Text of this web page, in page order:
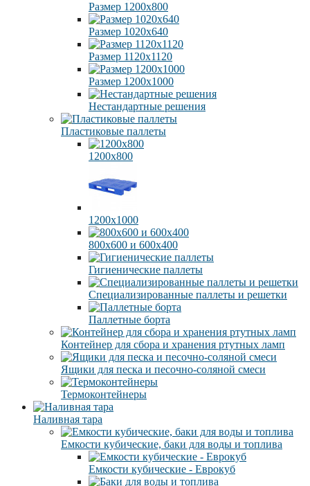
Размер 1200х800
Размер 1020х640
Размер 1120х1120
Размер 1200х1000
Нестандартные решения
Пластиковые паллеты
1200х800
1200х1000
800х600 и 600х400
Гигиенические паллеты
Специализированные паллеты и решетки
Паллетные борта
Контейнер для сбора и хранения ртутных ламп
Ящики для песка и песочно-соляной смеси
Термоконтейнеры
Наливная тара
Емкости кубические, баки для воды и топлива
Емкости кубические - Еврокуб